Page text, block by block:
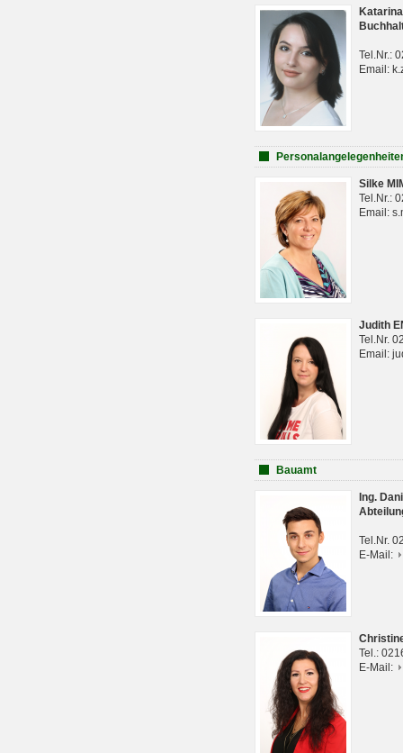
Tel.Nr.:
Email:
Silke
Tel.Nr.:
Email:
Judith
Tel.Nr.
Email:
Bauamt
Ing.
Tel.Nr.
E-Mail:
Tel.:
E-Mail: